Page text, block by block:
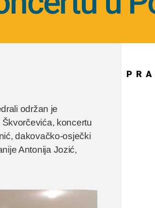
održan je
koncertu
dakovačko-osječki
Antonija Jozić,